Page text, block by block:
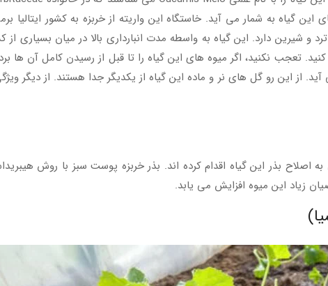
شیرین دارد. این گیاه به واسطه مدت انبارداری بالا در میان بسیاری
کنید. تعجب نکنید، اگر میوه های این گیاه را تا قبل از رسیدن کامل
از این رو گل های نر و ماده این گیاه از یکدیگر جدا هستند. از دیگر
به اصلاح بذر این گیاه اقدام کرده اند. بذر خربزه پوست سبز با روش
زیاد این میوه افزایش می یابد.